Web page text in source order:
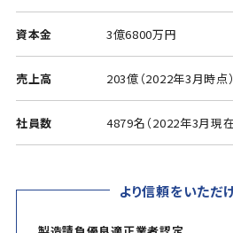
資本金 3億6800万円
売上高 203億（2022年3月時点）
社員数 4879名（2022年3月現在
より信頼をいただ